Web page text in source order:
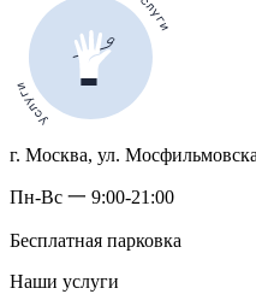
г. Москва, ул.
Пн-Вс 一 9:00-21:00
Бесплатная парковка
Наши услуги